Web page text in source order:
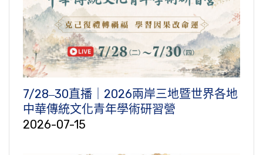
7/28‒30直播｜2026兩岸三地暨世界各地
中華傳統文化青年學術研習營
2026-07-15